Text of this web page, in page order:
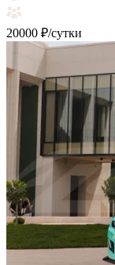
20000 ₽/сутки